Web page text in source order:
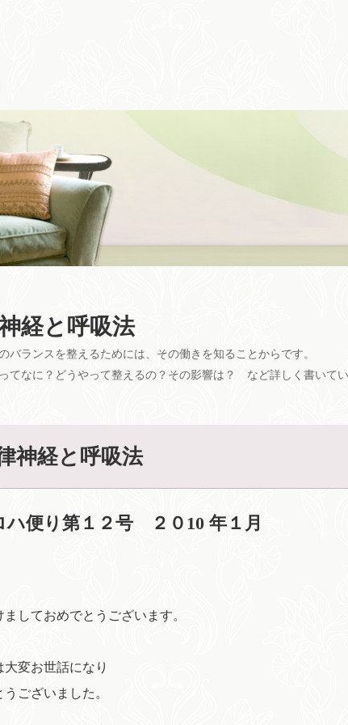
経と呼吸法
バランスを整えるためには、その働きを知ることからです。
てなに？どうやって整えるの？その影響は？ など詳しく書いて
神経と呼吸法
ハ便り第１２号 ２０10 年１月
ましておめでとうございます。
大変お世話になり
ございました。